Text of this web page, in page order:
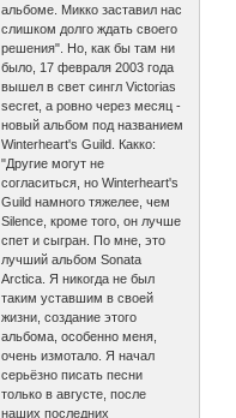
альбоме. Микко заставил нас
слишком долго ждать своего
решения". Но, как бы там ни
было, 17 февраля 2003 года
вышел в свет сингл Victorias
secret, а ровно через месяц -
новый альбом под названием
Winterheart's Guild. Какко:
"Другие могут не
согласиться, но Winterheart's
Guild намного тяжелее, чем
Silence, кроме того, он лучше
спет и сыгран. По мне, это
лучший альбом Sonata
Arctica. Я никогда не был
таким уставшим в своей
жизни, создание этого
альбома, особенно меня,
очень измотало. Я начал
серьёзно писать песни
только в августе, после
наших последних